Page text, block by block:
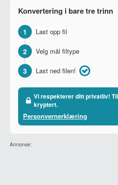
Konvertering i bare tre trinn
1 Last opp fil
2 Velg mål filtype
3 Last ned filen!
Vi respekterer ditt privatliv!
kryptert.
Personvernerklæring
Annonse: